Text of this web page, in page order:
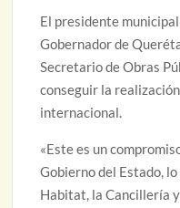
El presidente
Gobernador de
Secretario de Obras
conseguir la
internacional.
«Este es un
Gobierno del Estado,
Habitat, la Cancillería